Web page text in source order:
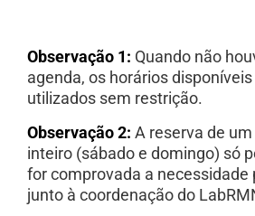
Observação 1: Quando não
agenda, os horários
utilizados sem restrição.
Observação 2: A reserva de
inteiro (sábado e domingo) só
for comprovada a necessidade
junto à coordenação do